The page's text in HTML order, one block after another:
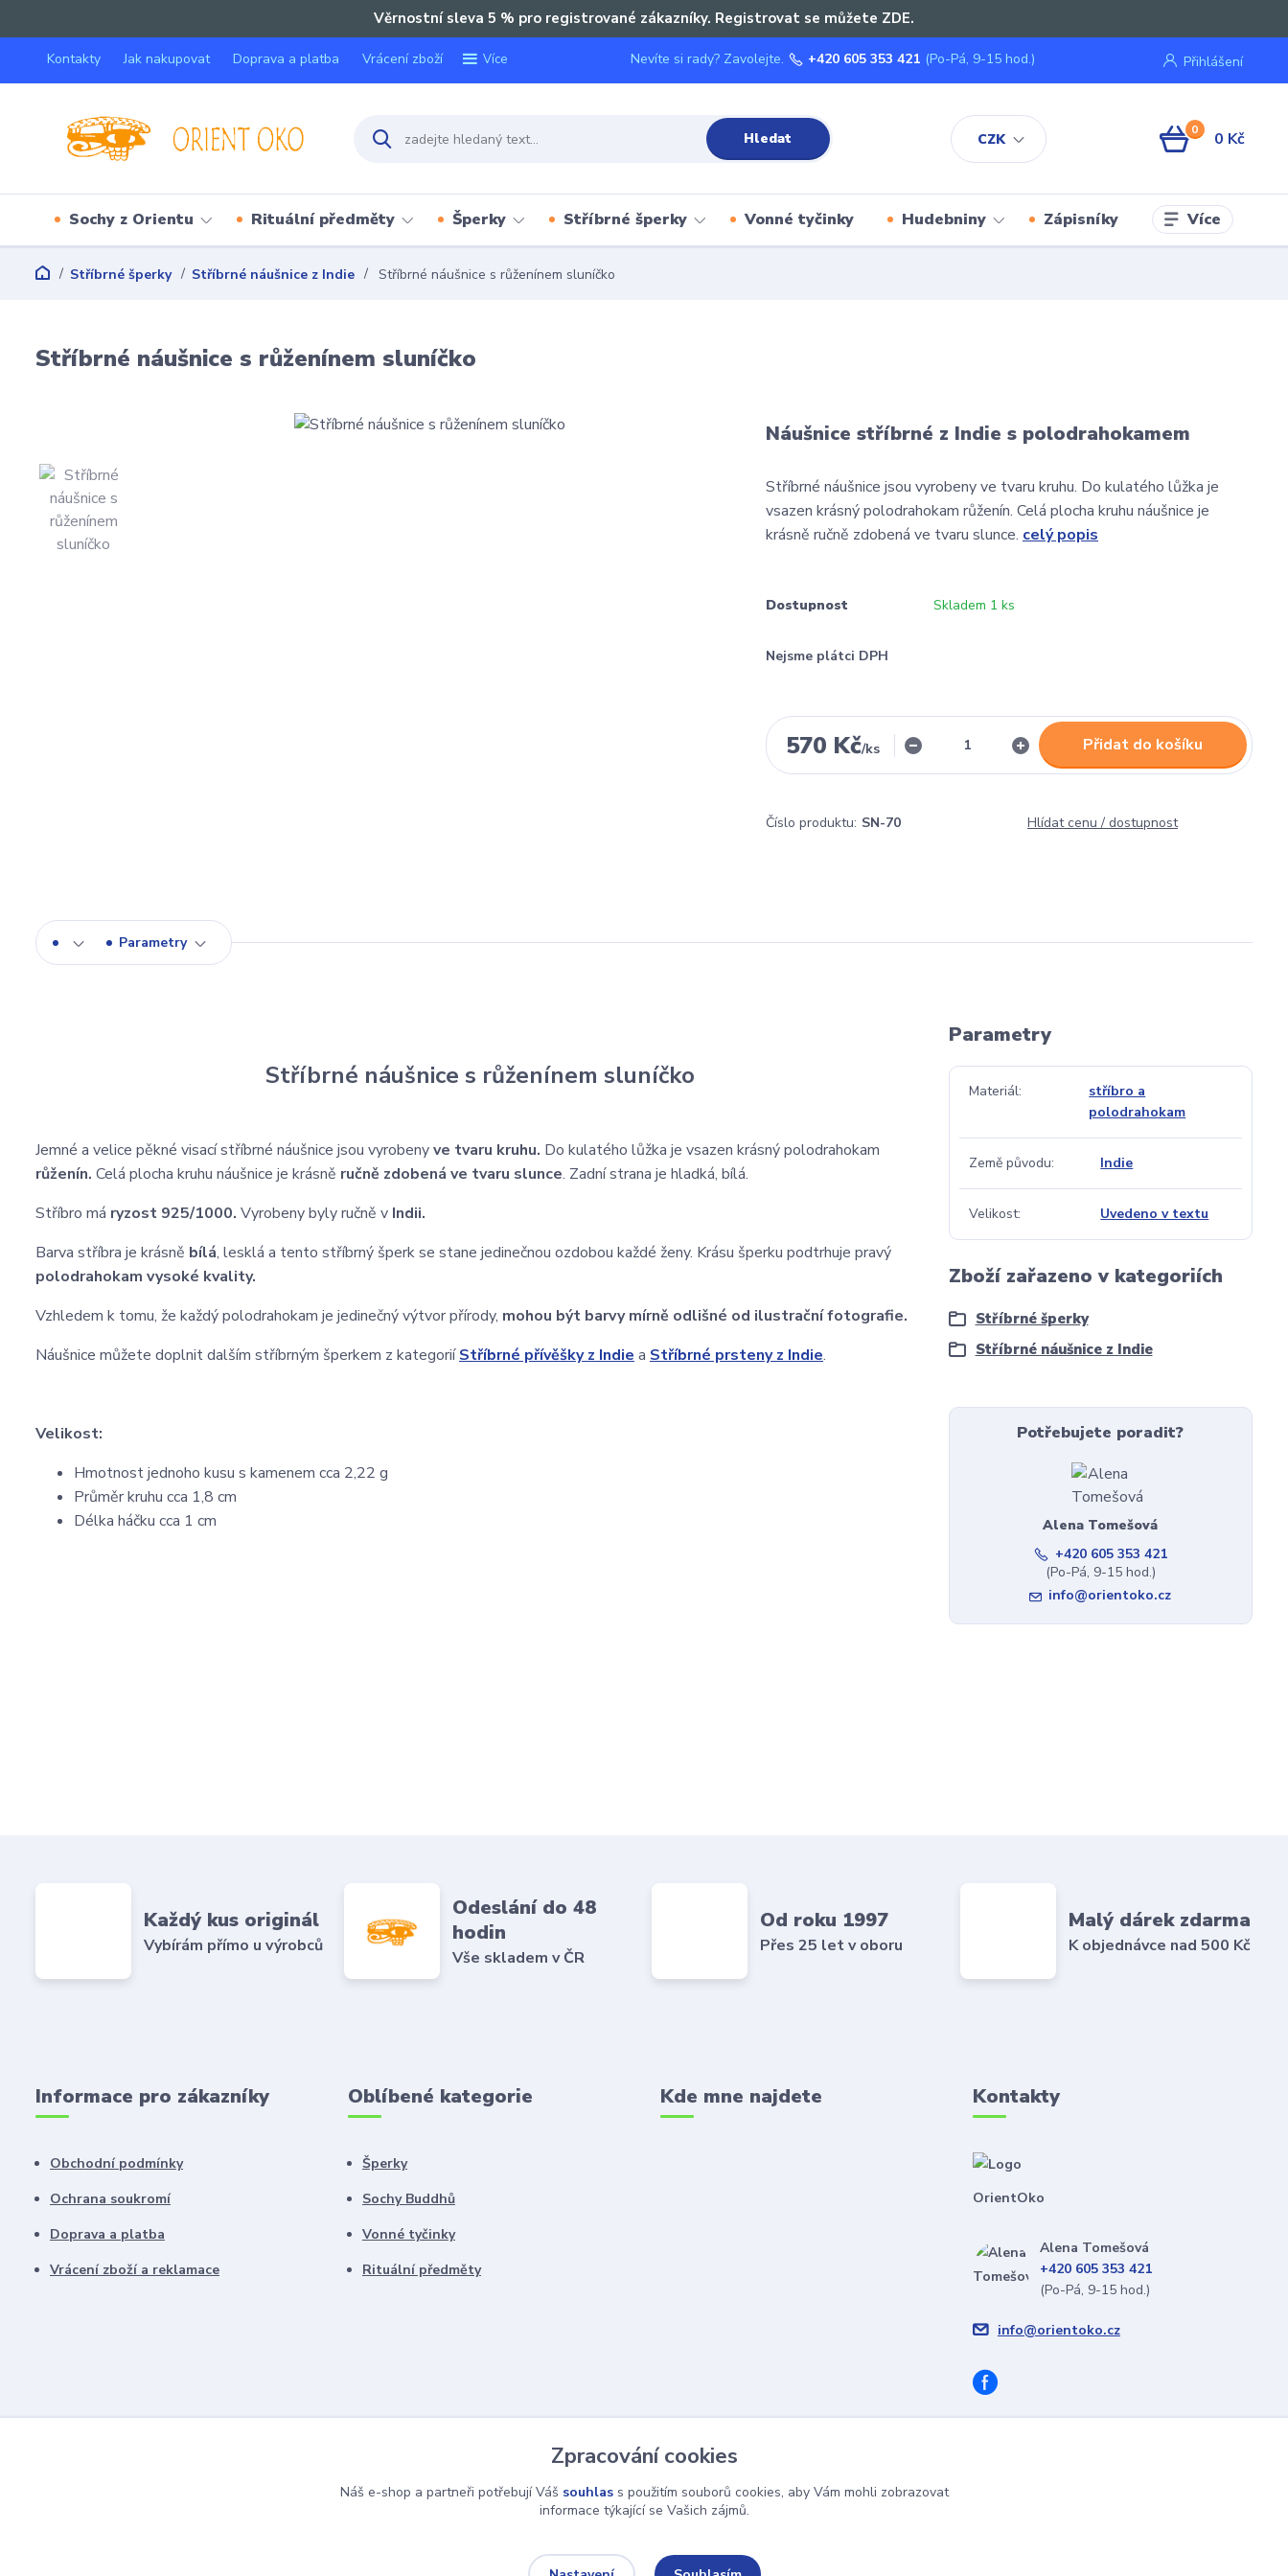
Věrnostní sleva 5 % pro registrované zákazníky. Registrovat se můžete ZDE.
Kontakty Jak nakupovat Doprava a platba Vrácení zboží Více
CZK
Přihlášení
Hledat
Nevíte si rady? Zavolejte. +420 605 353 421 (Po-Pá, 9-15 hod.)
0 0 Kč
Sochy z Orientu Rituální předměty Šperky Stříbrné šperky Vonné tyčinky Hudebniny Zápisníky Více
Stříbrné šperky Stříbrné náušnice z Indie Stříbrné náušnice s růženínem sluníčko
Stříbrné náušnice s růženínem sluníčko
Náušnice stříbrné z Indie s polodrahokamem
Stříbrné náušnice jsou vyrobeny ve tvaru kruhu. Do kulatého lůžka je
vsazen krásný polodrahokam růženín. Celá plocha kruhu náušnice je
krásně ručně zdobená ve tvaru slunce. celý popis
Dostupnost Skladem 1 ks
Nejsme plátci DPH
570 Kč/ks Přidat do košíku
Číslo produktu: SN-70 Hlídat cenu / dostupnost
Parametry
Stříbrné náušnice s růženínem sluníčko
Jemné a velice pěkné visací stříbrné náušnice jsou vyrobenyve tvaru kruhu. Do kulatého lůžka je vsazen krásný polodrahokam
růženín. Celá plocha kruhu náušnice je krásně ručně zdobená ve tvaru slunce. Zadní strana je hladká, bílá.
Stříbro má ryzost 925/1000. Vyrobeny byly ručně v Indii.
Barva stříbra je krásně bílá, lesklá a tento stříbrný šperk se stane jedinečnou ozdobou každé ženy. Krásu šperku podtrhuje pravý
polodrahokam vysoké kvality.
Vzhledem k tomu, že každý polodrahokam je jedinečný výtvor přírody, mohou být barvy mírně odlišné od ilustrační fotografie.
Náušnice můžete doplnit dalším stříbrným šperkem z kategoriíStříbrné přívěšky z Indie a Stříbrné prsteny z Indie.
Velikost:
Hmotnost jednoho kusu s kamenem cca 2,22 g
Průměr kruhu cca 1,8 cm
Délka háčku cca 1 cm
Parametry
Materiál
stříbro a
polodrahokam
Země původu Indie
Velikost Uvedeno v textu
Zboží zařazeno v kategoriích
Stříbrné šperky
Stříbrné náušnice z Indie
Potřebujete poradit?
Alena Tomešová
+420 605 353 421
(Po-Pá, 9-15 hod.)
info@orientoko.cz
Každý kus originál
Vybírám přímo u výrobců
Odeslání do 48
hodin
Vše skladem v ČR
Od roku 1997
Přes 25 let v oboru
Malý dárek zdarma
K objednávce nad 500 Kč
Informace pro zákazníky
Obchodní podmínky
Ochrana soukromí
Doprava a platba
Vrácení zboží a reklamace
Oblíbené kategorie
Šperky
Sochy Buddhů
Vonné tyčinky
Rituální předměty
Kde mne najdete Kontakty
OrientOko
Alena Tomešová
+420 605 353 421
(Po-Pá, 9-15 hod.)
info@orientoko.cz
Zpracování cookies
Náš e-shop a partneři potřebují Váš souhlass použitím souborů cookies, aby Vám mohli zobrazovat
informace týkající se Vašich zájmů.